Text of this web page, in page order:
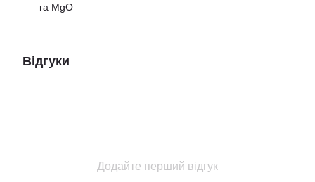
га MgO
Відгуки
Додайте перший відгук